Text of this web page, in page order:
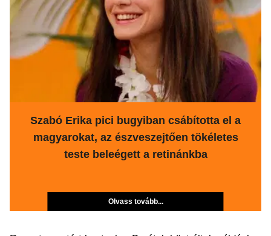
Szabó Erika pici bugyiban csábította el a
magyarokat, az észveszejtően tökéletes
teste beleégett a retinánkba
Olvass tovább...